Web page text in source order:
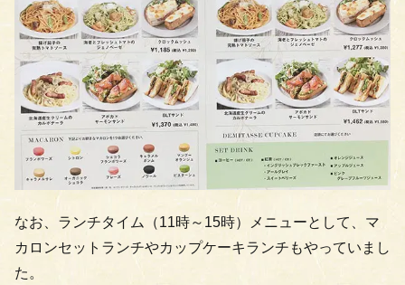
なお、ランチタイム（11時～15時）メニューとして、マ
カロンセットランチやカップケーキランチもやっていまし
た。